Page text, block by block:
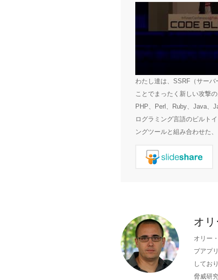
わたし達は、SSRF（サー
ことでまったく新しい攻撃
PHP、Perl、Ruby、Java、
ログラミング言語のビルト
ングツールと組み合わせた
オ
オリー
ブアプ
してお
脅威研